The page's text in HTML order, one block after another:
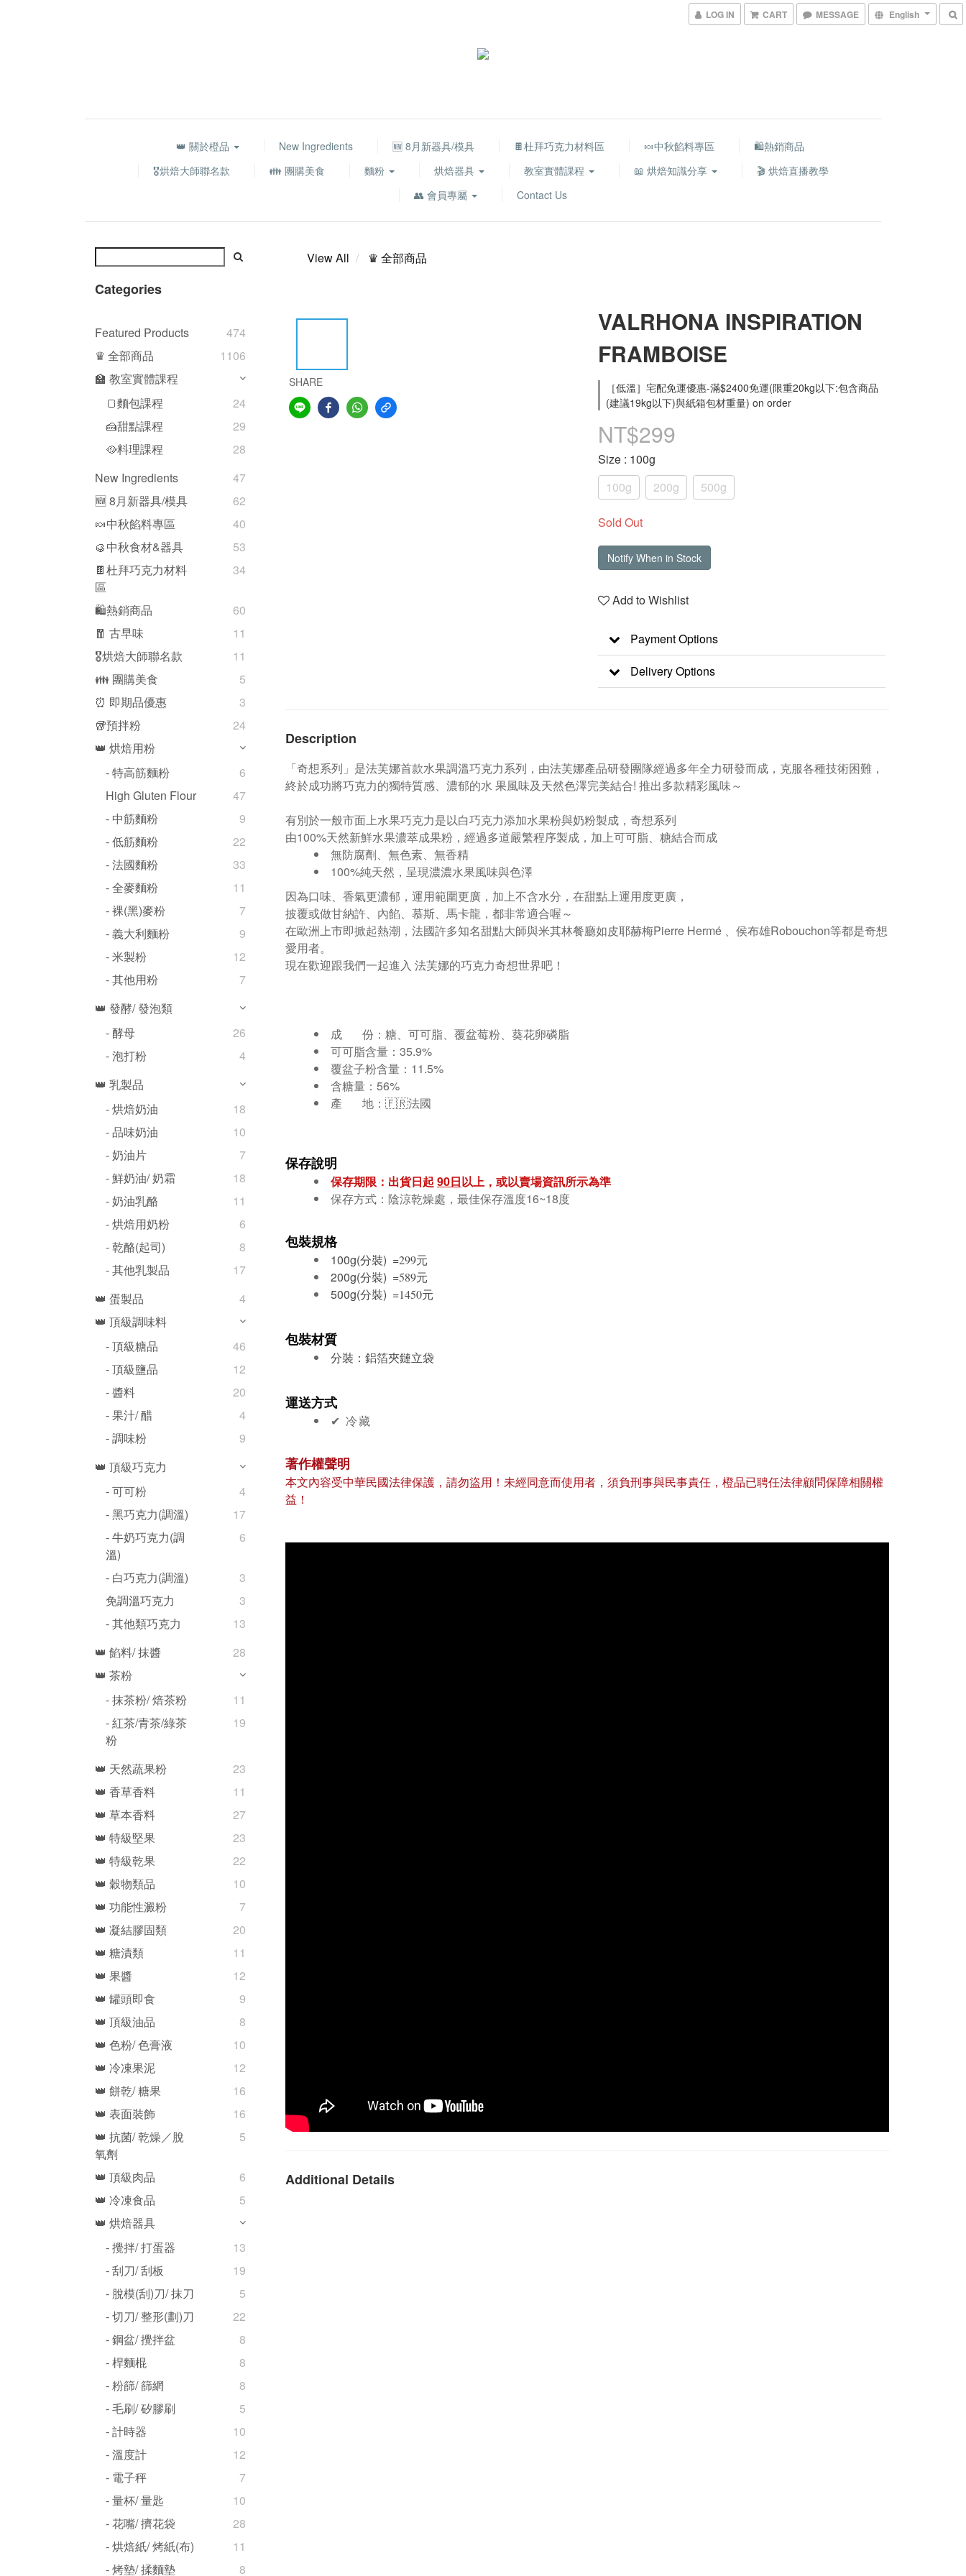
LOG IN CART MESSAGE English
👑 關於橙品 New Ingredients 🆕 8月新器具/模具 🍫杜拜巧克力材料區 🍬中秋餡料專區
🛍熱銷商品
🎖️烘焙大師聯名款
👪 團購美食 麵粉 烘焙器具 教室實體課程 📖 烘焙知識分享
🎬 烘焙直播教學
👥 會員專屬
Contact Us
Categories
Featured Products
474
♛ 全部商品
1106
🏫 教室實體課程
🍞麵包課程
24
🍰甜點課程
29
🥘料理課程
28
New Ingredients
47
🆕 8月新器具/模具
62
🍬中秋餡料專區
40
🥮中秋食材&器具
53
🍫杜拜巧克力材料
區
34
🛍熱銷商品
60
🧧 古早味
11
🎖️烘焙大師聯名款
11
👪 團購美食
5
⏰ 即期品優惠
3
🥡預拌粉
24
👑 烘焙用粉
- 特高筋麵粉
6
High Gluten Flour
47
- 中筋麵粉
9
- 低筋麵粉
22
- 法國麵粉
33
- 全麥麵粉
11
- 裸(黑)麥粉
7
- 義大利麵粉
9
- 米製粉
12
- 其他用粉
7
👑 發酵/ 發泡類
- 酵母
26
- 泡打粉
4
👑 乳製品
- 烘焙奶油
18
- 品味奶油
10
- 奶油片
7
- 鮮奶油/ 奶霜
18
- 奶油乳酪
11
- 烘焙用奶粉
6
- 乾酪(起司)
8
- 其他乳製品
17
👑 蛋製品
4
👑 頂級調味料
- 頂級糖品
46
- 頂級鹽品
12
- 醬料
20
- 果汁/ 醋
4
- 調味粉
9
👑 頂級巧克力
- 可可粉
4
- 黑巧克力(調溫)
17
- 牛奶巧克力(調
溫)
6
- 白巧克力(調溫)
3
免調溫巧克力
3
- 其他類巧克力
13
👑 餡料/ 抹醬
28
👑 茶粉
- 抹茶粉/ 焙茶粉
11
- 紅茶/青茶/綠茶
粉
19
👑 天然蔬果粉
23
👑 香草香料
11
👑 草本香料
27
👑 特級堅果
23
👑 特級乾果
22
👑 穀物類品
10
👑 功能性澱粉
7
👑 凝結膠固類
20
👑 糖漬類
11
👑 果醬
12
👑 罐頭即食
9
👑 頂級油品
8
👑 色粉/ 色膏液
10
👑 冷凍果泥
12
👑 餅乾/ 糖果
16
👑 表面裝飾
16
👑 抗菌/ 乾燥／脫
氧劑
5
👑 頂級肉品
6
👑 冷凍食品
5
👑 烘焙器具
- 攪拌/ 打蛋器
13
- 刮刀/ 刮板
19
- 脫模(刮)刀/ 抹刀
5
- 切刀/ 整形(劃)刀
22
- 鋼盆/ 攪拌盆
8
- 桿麵棍
8
- 粉篩/ 篩網
8
- 毛刷/ 矽膠刷
5
- 計時器
10
- 溫度計
12
- 電子秤
7
- 量杯/ 量匙
10
- 花嘴/ 擠花袋
28
- 烘焙紙/ 烤紙(布)
11
- 烤墊/ 揉麵墊
8
View All ♛ 全部商品
SHARE
VALRHONA INSPIRATION
FRAMBOISE
［低溫］宅配免運優惠-滿$2400免運(限重20kg以下:包含商品
(建議19kg以下)與紙箱包材重量) on order
NT$299
Size : 100g
100g
200g 500g
Sold Out
Notify When in Stock
Add to Wishlist
Payment Options
Delivery Options
Description
「奇想系列」是法芙娜首款水果調溫巧克力系列，由法芙娜產品研發團隊經過多年全力研發而成，克服各種技術困難，
終於成功將巧克力的獨特質感、濃郁的水 果風味及天然色澤完美結合! 推出多款精彩風味～
有別於一般市面上水果巧克力是以白巧克力添加水果粉與奶粉製成，奇想系列
由100%天然新鮮水果濃萃成果粉， 經過多道嚴繁程序製成，加上可可脂、糖結合而成
無防腐劑、無色素、無香精
100%純天然，呈現濃濃水果風味與色澤
因為口味、香氣更濃郁，運用範圍更廣，加上不含水分， 在甜點上運用度更廣，
披覆或做甘納許、 內餡、 慕斯、 馬卡龍 ， 都非常適合喔～
在歐洲上市即掀起熱潮，法國許多知名甜點大師與米其林餐廳如皮耶赫梅Pierre Hermé 、侯布雄Robouchon等都是奇想
愛用者。
現在歡迎跟我們一起進入 法芙娜的巧克力奇想世界吧！
成 份：糖、可可脂、覆盆莓粉、葵花卵磷脂
可可脂含量：35.9%
覆盆子粉含量：11.5%
含糖量：56%
產 地：🇫🇷法國
保存說明
保存期限：出貨日起 90日以上，或以賣場資訊所示為準
保存方式：陰涼乾燥處，最佳保存溫度16~18度
包裝規格
100g(分裝) =299元
200g(分裝) =589元
500g(分裝) =1450元
包裝材質
分裝：鋁箔夾鏈立袋
運送方式
✔︎ 冷藏
著作權聲明
本文內容受中華民國法律保護，請勿盜用！未經同意而使用者，須負刑事與民事責任，橙品已聘任法律顧問保障相關權
益！
Additional Details